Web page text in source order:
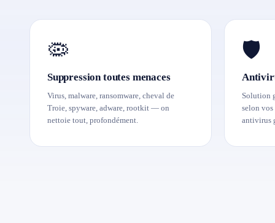
🦠
Suppression toutes menaces
Virus, malware, ransomware, cheval de
Troie, spyware, adware, rootkit — on
nettoie tout, profondément.
🛡️
Solution
selon
antivirus